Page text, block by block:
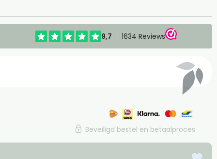
Beveiligd bestel en betaalproces